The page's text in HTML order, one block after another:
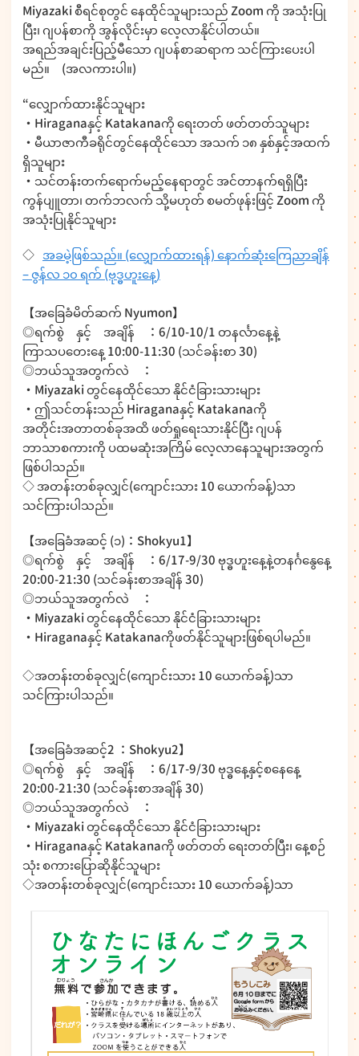
Miyazaki စီရင်စုတွင် နေထိုင်သူများသည် Zoom ကို အသုံးပြု
ပြီး၊ ဂျပန်စာကို အွန်လိုင်းမှာ လေ့လာနိုင်ပါတယ်။
အရည်အချင်းပြည့်မီသော ဂျပန်စာဆရာက သင်ကြားပေးပါ
မည်။ (အလကားပါ။)
“လျှောက်ထားနိုင်သူများ
・Hiraganaနှင့် Katakanaကို ရေးတတ် ဖတ်တတ်သူများ
・မီယာဇာကီခရိုင်တွင်နေထိုင်သော အသက် ၁၈ နှစ်နှင့်အထက်
ရှိသူများ
・သင်တန်းတက်ရောက်မည့်နေရာတွင် အင်တာနက်ရရှိပြီး
ကွန်ပျူတာ၊ တက်ဘလက် သို့မဟုတ် စမတ်ဖုန်းဖြင့် Zoom ကို
အသုံးပြုနိုင်သူများ
◇ အခမဲ့ဖြစ်သည်။ (လျှောက်ထားရန်) နောက်ဆုံးကြေညာချိန်
– ဇွန်လ ၁၀ ရက် (ဗုဒ္ဓဟူးနေ့)
【အခြေခံမိတ်ဆက် Nyumon】
◎ရက်စွဲ နှင့် အချိန် ：6/10-10/1 တနင်္လာနေ့နဲ့
ကြာသပတေးနေ့ 10:00-11:30 (သင်ခန်းစာ 30)
◎ဘယ်သူအတွက်လဲ ：
・Miyazaki တွင်နေထိုင်သော နိုင်ငံခြားသားများ
・ဤသင်တန်းသည် Hiraganaနှင့် Katakanaကို
အတိုင်းအတာတစ်ခုအထိ ဖတ်ရှုရေးသားနိုင်ပြီး ဂျပန်
ဘာသာစကားကို ပထမဆုံးအကြိမ် လေ့လာနေသူများအတွက်
ဖြစ်ပါသည်။
◇ အတန်းတစ်ခုလျှင်(ကျောင်းသား 10 ယောက်ခန့်)သာ
သင်ကြားပါသည်။
【အခြေခံအဆင့် (၁)：Shokyu1】
◎ရက်စွဲ နှင့် အချိန် ：6/17-9/30 ဗုဒ္ဓဟူးနေ့နဲ့တနင်္ဂနွေနေ့
20:00-21:30 (သင်ခန်းစာအချိန် 30)
◎ဘယ်သူအတွက်လဲ ：
・Miyazaki တွင်နေထိုင်သော နိုင်ငံခြားသားများ
・Hiraganaနှင့် Katakanaကိုဖတ်နိုင်သူများဖြစ်ရပါမည်။
◇အတန်းတစ်ခုလျှင်(ကျောင်းသား 10 ယောက်ခန့်)သာ
သင်ကြားပါသည်။
【အခြေခံအဆင့်2 ：Shokyu2】
◎ရက်စွဲ နှင့် အချိန် ：6/17-9/30 ဗုဒ္ဓနေ့နှင့်စနေနေ့
20:00-21:30 (သင်ခန်းစာအချိန် 30)
◎ဘယ်သူအတွက်လဲ ：
・Miyazaki တွင်နေထိုင်သော နိုင်ငံခြားသားများ
・Hiraganaနှင့် Katakanaကို ဖတ်တတ် ရေးတတ်ပြီး၊ နေ့စဉ်
သုံး စကားပြောဆိုနိုင်သူများ
◇အတန်းတစ်ခုလျှင်(ကျောင်းသား 10 ယောက်ခန့်)သာ